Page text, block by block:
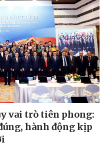
vai trò tiên phong:
hành động kịp